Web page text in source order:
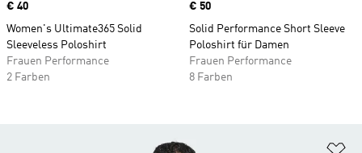
Price
€ 40
Women's Ultimate365 Solid
Sleeveless Poloshirt
Frauen Performance
2 Farben
Price
€ 50
Solid Performance Short Sleeve
Poloshirt für Damen
Frauen Performance
8 Farben